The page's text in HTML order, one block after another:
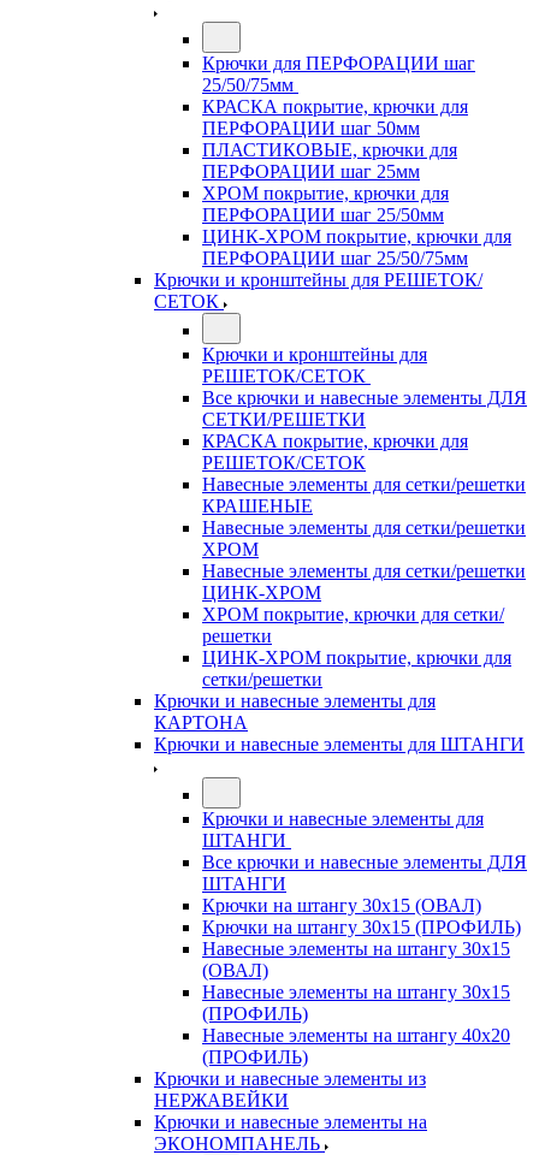
Крючки для ПЕРФОРАЦИИ шаг
25/50/75мм
КРАСКА покрытие, крючки для
ПЕРФОРАЦИИ шаг 50мм
ПЛАСТИКОВЫЕ, крючки для
ПЕРФОРАЦИИ шаг 25мм
ХРОМ покрытие, крючки для
ПЕРФОРАЦИИ шаг 25/50мм
ЦИНК-ХРОМ покрытие, крючки для
ПЕРФОРАЦИИ шаг 25/50/75мм
Крючки и кронштейны для РЕШЕТОК/
СЕТОК
Крючки и кронштейны для
РЕШЕТОК/СЕТОК
Все крючки и навесные элементы ДЛЯ
СЕТКИ/РЕШЕТКИ
КРАСКА покрытие, крючки для
РЕШЕТОК/СЕТОК
Навесные элементы для сетки/решетки
КРАШЕНЫЕ
Навесные элементы для сетки/решетки
ХРОМ
Навесные элементы для сетки/решетки
ЦИНК-ХРОМ
ХРОМ покрытие, крючки для сетки/
решетки
ЦИНК-ХРОМ покрытие, крючки для
сетки/решетки
Крючки и навесные элементы для
КАРТОНА
Крючки и навесные элементы для ШТАНГИ
Крючки и навесные элементы для
ШТАНГИ
Все крючки и навесные элементы ДЛЯ
ШТАНГИ
Крючки на штангу 30х15 (ОВАЛ)
Крючки на штангу 30х15 (ПРОФИЛЬ)
Навесные элементы на штангу 30х15
(ОВАЛ)
Навесные элементы на штангу 30х15
(ПРОФИЛЬ)
Навесные элементы на штангу 40х20
(ПРОФИЛЬ)
Крючки и навесные элементы из
НЕРЖАВЕЙКИ
Крючки и навесные элементы на
ЭКОНОМПАНЕЛЬ